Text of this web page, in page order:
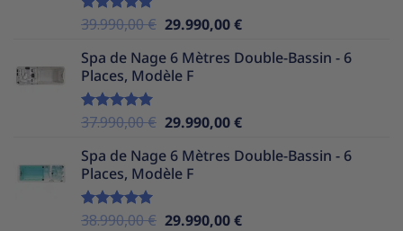
Note5.00
39.990,00€ Le
initial
était :
29.990,00€Le
actuel
Spa de Nage 6 Mètres Double-Bassin - 6
Places, Modèle F
Note5.00
37.990,00€ Le
initial
était :
29.990,00€Le
actuel
Spa de Nage 6 Mètres Double-Bassin - 6
Places, Modèle F
Note5.00
38.990,00€ Le
29.990,00€Le